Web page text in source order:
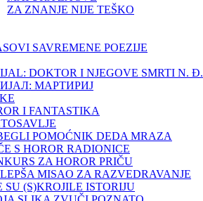
ZA ZNANJE NIJE TEŠKO
SAVREMENE POEZIJE
DOKTOR I NJEGOVE SMRTI N. Đ.
МАРТИРИЈ
I FANTASTIKA
POMOĆNIK DEDA MRAZA
S HOROR RADIONICE
ZA HOROR PRIČU
MISAO ZA RAZVEDRAVANJE
SU (S)KROJILE ISTORIJU